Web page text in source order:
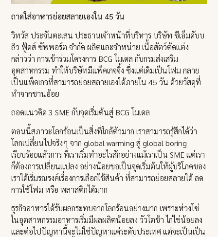
ถาดใส่อาหารย่อยสลายเองใน 45 วัน
วิทวัส ประจันตะเสน ประธานเจ้าหน้าที่บริหาร บริษัท ซีเอ็มดับบ
ลิว ฟู้ดส์ ซัพพอร์ต จำกัด ผลิตและจำหน่าย เนื้อสัตว์ตัดแต่ง
กล่าวว่า การเข้าร่วมโครงการ BCG โมเดล กับกรมส่งเสริม
อุตสาหกรรม ทำให้บริษัทมีแพ็คเกจจิ้ง ซึ่งแต่เดิมเป็นโฟม กลาย
เป็นแพ็คเกจที่สามารถย่อยสลายเองได้ภายใน 45 วัน ด้วยวัสดุที่
ทำจากชานอ้อย
ถอดแนวคิด 3 SME กับจุดเริ่มต้นสู่ BCG โมเดล
ตอนนี้สภาวะโลกร้อนเป็นสิ่งที่ใกล้ตัวมาก เราสามารถรู้สึกได้ว่า
โลกเปลี่ยนไปจริงๆ จาก global warming สู่ global boring
เรียบร้อยแล้วการ ที่เราเริ่มทำอะไรสักอย่างแม้เราเป็น SME แต่เรา
ก็ต้องการเปลี่ยนแปลง อย่างน้อยขอเป็นจุดเริ่มต้นให้ผู้บริโภคของ
เราได้เริ่มรณรงค์เรื่องการเลือกใช้สินค้า ที่สามารถย่อยสลายได้ ลด
การใช้โฟม หรือ พลาสติกได้มาก
ธุรกิจอาหารได้รับผลกระทบจากโลกร้อนอย่างมาก เพราะห่วงโซ่
ในอุตสาหกรรมอาหารเริ่มมีผลผลิตน้อยลง วัวโตช้า ไก่ไข่น้อยลง
และต่อไปปัญหานี้จะไม่ใช่ปัญหาแค่ระดับประเทศ แต่จะเป็นเป็น